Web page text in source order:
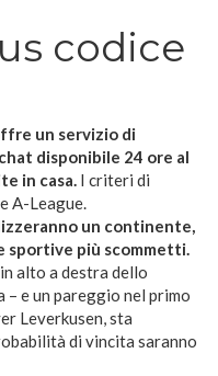
codice
un servizio di
disponibile 24 ore al
in casa. I criteri di
A-League.
un continente,
sportive più scommetti.
alto a destra dello
– e un pareggio nel primo
Leverkusen, sta
di vincita saranno